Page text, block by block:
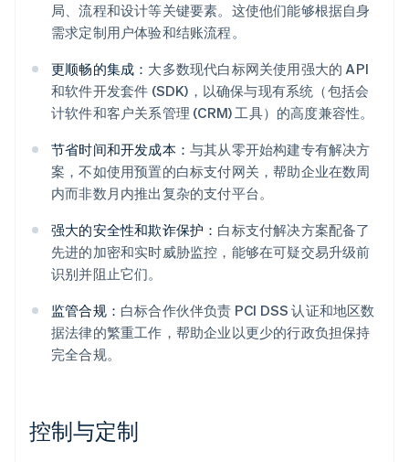
局、流程和设计等关键要素。这使他们能够根据自身
需求定制用户体验和结账流程。
更顺畅的集成： 大多数现代白标网关使用强大的 API
和软件开发套件 (SDK)，以确保与现有系统（包括会
计软件和客户关系管理 (CRM) 工具）的高度兼容性。
节省时间和开发成本： 与其从零开始构建专有解决方
案，不如使用预置的白标支付网关，帮助企业在数周
内而非数月内推出复杂的支付平台。
强大的安全性和欺诈保护： 白标支付解决方案配备了
先进的加密和实时威胁监控，能够在可疑交易升级前
识别并阻止它们。
监管合规： 白标合作伙伴负责 PCI DSS 认证和地区数
据法律的繁重工作，帮助企业以更少的行政负担保持
完全合规。
控制与定制